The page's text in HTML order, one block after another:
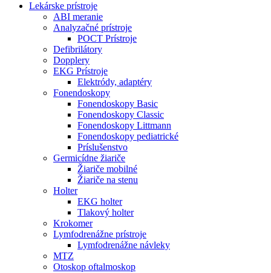
Lekárske prístroje
ABI meranie
Analyzačné prístroje
POCT Prístroje
Defibrilátory
Dopplery
EKG Prístroje
Elektródy, adaptéry
Fonendoskopy
Fonendoskopy Basic
Fonendoskopy Classic
Fonendoskopy Littmann
Fonendoskopy pediatrické
Príslušenstvo
Germicídne žiariče
Žiariče mobilné
Žiariče na stenu
Holter
EKG holter
Tlakový holter
Krokomer
Lymfodrenážne prístroje
Lymfodrenážne návleky
MTZ
Otoskop oftalmoskop